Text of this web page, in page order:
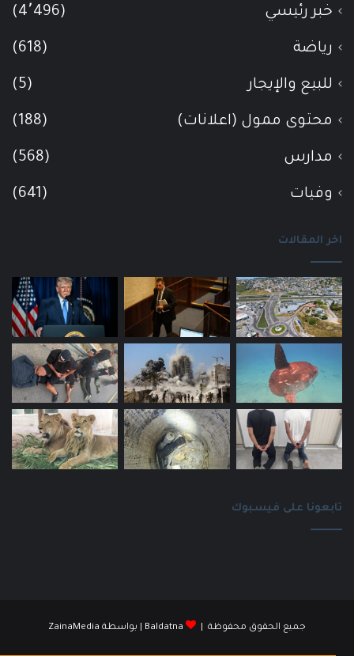
خبر رئيسي (4٬496)
رياضة (618)
للبيع والإيجار (5)
محتوى ممول (اعلانات) (188)
مدارس (568)
وفيات (641)
اخر المقالات
تابعونا على فيسبوك
جميع الحقوق محفوظة | Baldatna | بواسطة ZainaMedia